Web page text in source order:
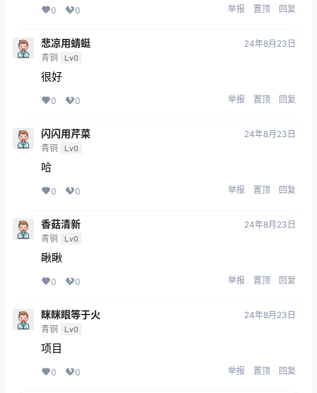
0 0 举报 置顶 回复
悲凉用蜻蜓
青铜 Lv0
24年8月23日
很好
0 0 举报 置顶 回复
闪闪用芹菜
青铜 Lv0
24年8月23日
哈
0 0 举报 置顶 回复
香菇清新
青铜 Lv0
24年8月23日
瞅瞅
0 0 举报 置顶 回复
眯眯眼等于火
青铜 Lv0
24年8月23日
项目
0 0 举报 置顶 回复